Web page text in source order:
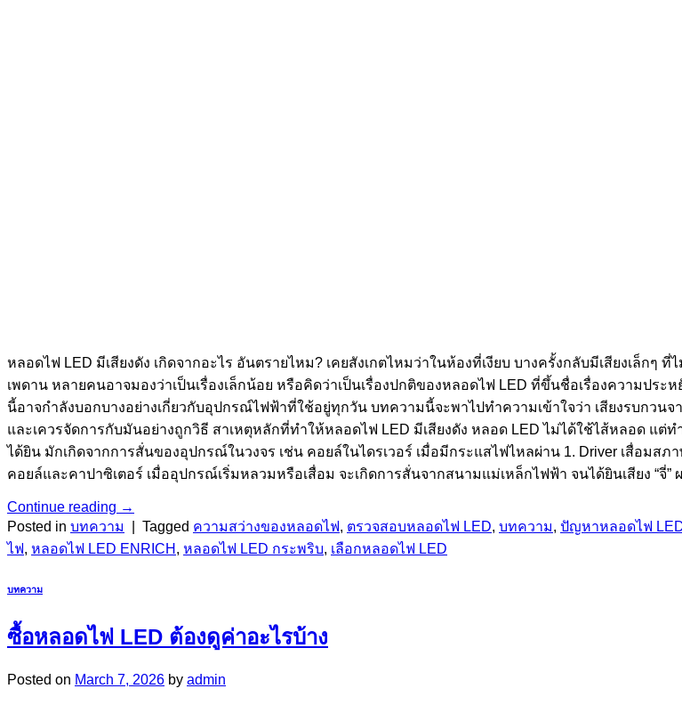
หลอดไฟ LED มีเสียงดัง เกิดจากอะไร อันตรายไหม? เคยสังเกตไหมว่าในห้องที่เงียบ บางครั้งกลับมีเสียงเล็กๆ
เพดาน หลายคนอาจมองว่าเป็นเรื่องเล็กน้อย หรือคิดว่าเป็นเรื่องปกติของหลอดไฟ LED ที่ขึ้นชื่อเรื่องความประ
นี้อาจกำลังบอกบางอย่างเกี่ยวกับอุปกรณ์ไฟฟ้าที่ใช้อยู่ทุกวัน บทความนี้จะพาไปทำความเข้าใจว่า เสียงรบกวน
และเควรจัดการกับมันอย่างถูกวิธี สาเหตุหลักที่ทำให้หลอดไฟ LED มีเสียงดัง หลอด LED ไม่ได้ใช้ไส้หลอด แต่ท
ได้ยิน มักเกิดจากการสั่นของอุปกรณ์ในวงจร เช่น คอยล์ในไดรเวอร์ เมื่อมีกระแสไฟไหลผ่าน 1. Driver เสื่อมสภ
คอยล์และคาปาซิเตอร์ เมื่ออุปกรณ์เริ่มหลวมหรือเสื่อม จะเกิดการสั่นจากสนามแม่เหล็กไฟฟ้า จนได้ยินเสียง “จี่” ผ
Continue reading →
Posted in บทความ Tagged ความสว่างของหลอดไฟ, ตรวจสอบหลอดไฟ LED, บทความ, ปัญหาหลอดไฟ
ไฟ, หลอดไฟ LED ENRICH , หลอดไฟ LED กระพริบ, เลือกหลอดไฟ LED
บทความ
ซื้อหลอดไฟ LED ต้องดูค่าอะไรบ้าง
Posted on March 7, 2026 by admin